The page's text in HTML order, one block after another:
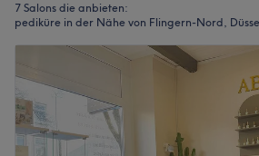
7 Salons die anbieten:
pediküre in der Nähe von Flingern-Nord,